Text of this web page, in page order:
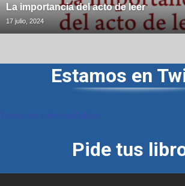
La importancia del acto de leer
17 julio, 2024
Estamos en
Pide tus